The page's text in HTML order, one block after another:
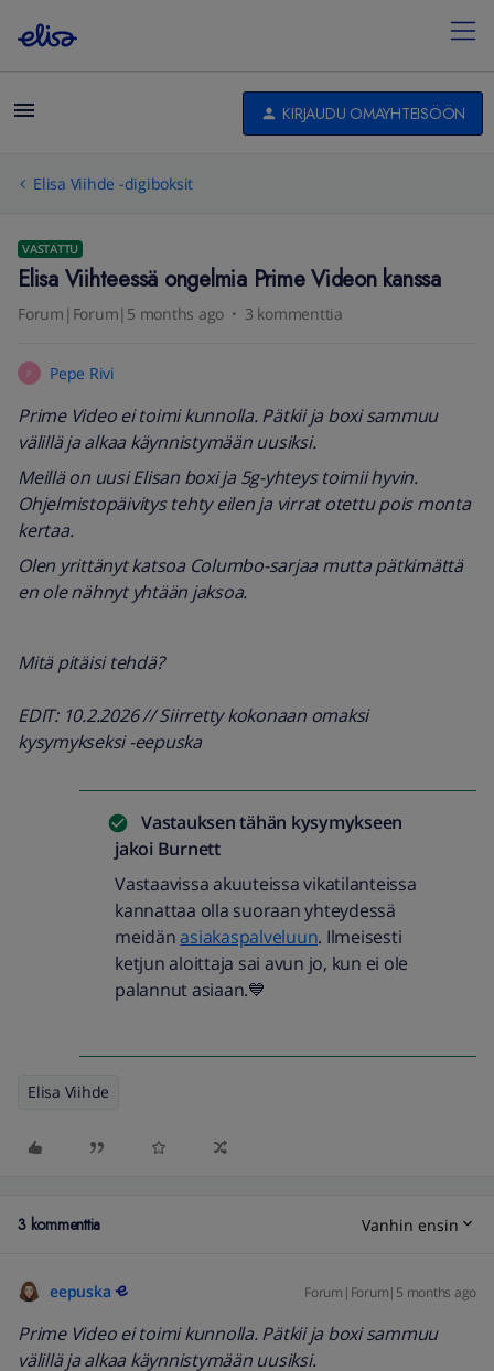
KIRJAUDU OMAYHTEISÖÖN
Elisa Viihde -digiboksit
VASTATTU
Elisa Viihteessä ongelmia Prime Videon kanssa
Forum|Forum|5 months ago 3 kommenttia
P Pepe Rivi
Prime Video ei toimi kunnolla. Pätkii ja boxi sammuu
välillä ja alkaa käynnistymään uusiksi.
Meillä on uusi Elisan boxi ja 5g-yhteys toimii hyvin.
Ohjelmistopäivitys tehty eilen ja virrat otettu pois monta
kertaa.
Olen yrittänyt katsoa Columbo-sarjaa mutta pätkimättä
en ole nähnyt yhtään jaksoa.
Mitä pitäisi tehdä?
EDIT: 10.2.2026 // Siirretty kokonaan omaksi
kysymykseksi -eepuska
Vastauksen tähän kysymykseen
jakoi Burnett
Vastaavissa akuuteissa vikatilanteissa
kannattaa olla suoraan yhteydessä
meidänasiakaspalveluun. Ilmeisesti
ketjun aloittaja sai avun jo, kun ei ole
palannut asiaan.💙
Elisa Viihde
3 kommenttia Vanhin ensin
eepuska Forum|Forum|5 months ago
Prime Video ei toimi kunnolla. Pätkii ja boxi sammuu
välillä ja alkaa käynnistymään uusiksi.